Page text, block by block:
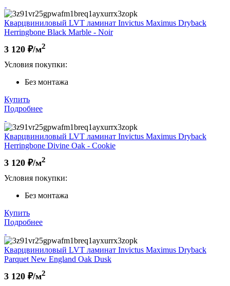
Кварцвиниловый LVT ламинат Invictus Maximus Dryback
Herringbone Black Marble - Noir
3 120 ₽/м2
Условия покупки:
Без монтажа
Купить
Подробнее
Кварцвиниловый LVT ламинат Invictus Maximus Dryback
Herringbone Divine Oak - Cookie
3 120 ₽/м2
Условия покупки:
Без монтажа
Купить
Подробнее
Кварцвиниловый LVT ламинат Invictus Maximus Dryback
Parquet New England Oak Dusk
3 120 ₽/м2